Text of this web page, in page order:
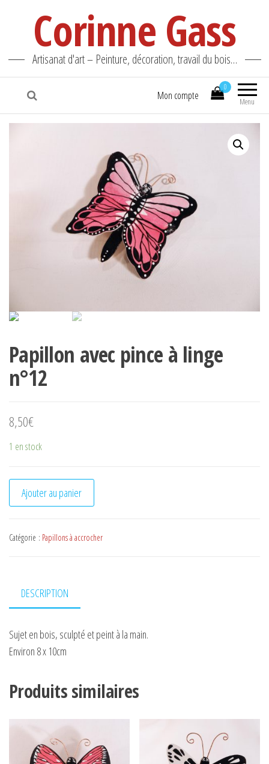
Corinne Gass
Artisanat d'art – Peinture, décoration, travail du bois…
Menu
0
Mon compte
Papillon avec pince à linge
n°12
8,50€
1 en stock
quantité de Papillon avec pince à linge n°12
Ajouter au panier
Catégorie : Papillons à accrocher
DESCRIPTION
Sujet en bois, sculpté et peint à la main.
Environ 8 x 10cm
Produits similaires